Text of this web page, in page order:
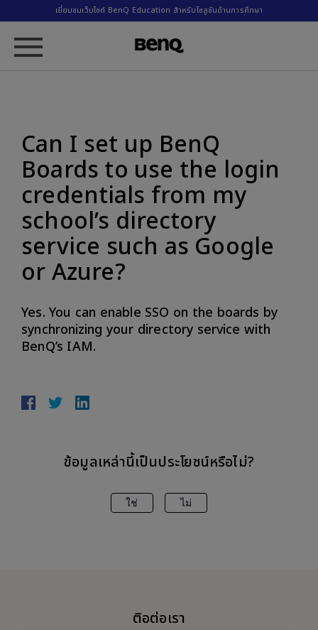
เยี่ยมชมเว็บไซต์ BenQ Education สำหรับโซลูชันด้านการศึกษา
Can I set up BenQ
Boards to use the login
credentials from my
school’s directory
service such as Google
or Azure?
Yes. You can enable SSO on the boards by
synchronizing your directory service with
BenQ’s IAM.
ข้อมูลเหล่านี้เป็นประโยชน์หรือไม่?
ใช่ ไม่
ติอต่อเรา